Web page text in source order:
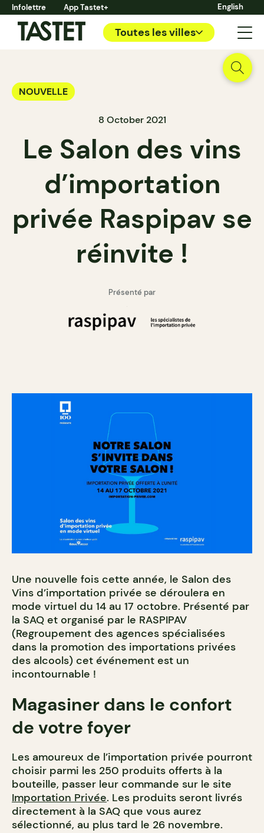
Infolettre App Tastet+ English
Toutes les villes
NOUVELLE
8 October 2021
Le Salon des vins
d’importation
privée Raspipav se
réinvite !
Présenté par
Une nouvelle fois cette année, le Salon des
Vins d’importation privée se déroulera en
mode virtuel du 14 au 17 octobre. Présenté par
la SAQ et organisé par le RASPIPAV
(Regroupement des agences spécialisées
dans la promotion des importations privées
des alcools) cet événement est un
incontournable !
Magasiner dans le confort
de votre foyer
Les amoureux de l’importation privée pourront
choisir parmi les 250 produits offerts à la
bouteille, passer leur commande sur le site
Importation Privée. Les produits seront livrés
directement à la SAQ que vous aurez
sélectionné, au plus tard le 26 novembre.